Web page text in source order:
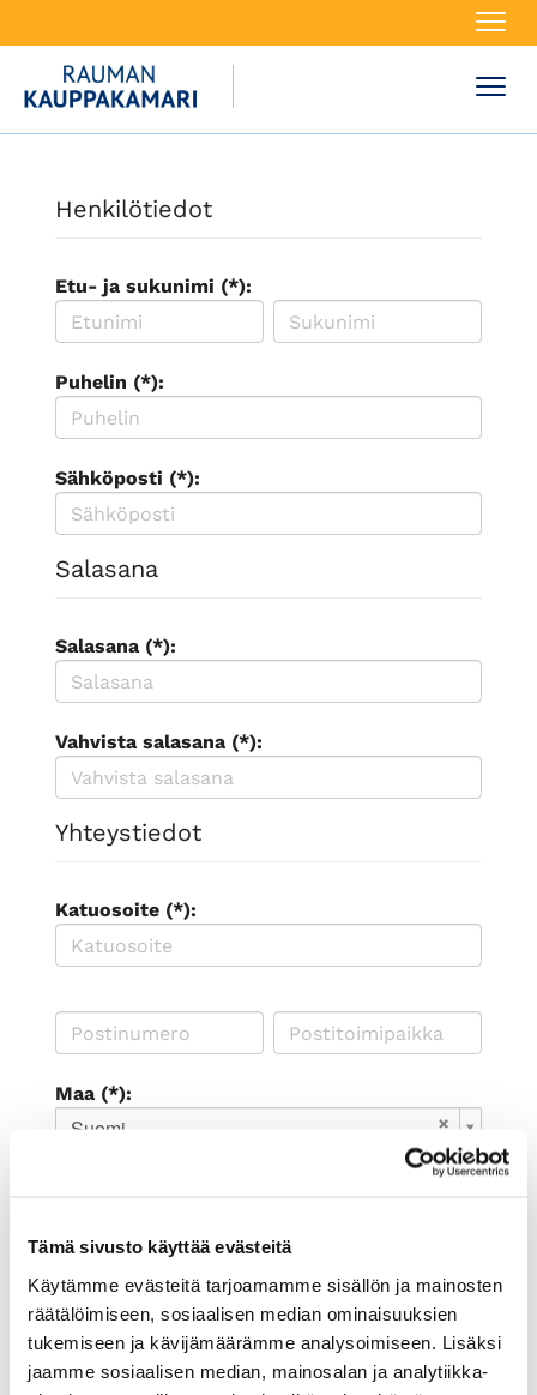
Tämä sivusto käyttää evästeitä
Käytämme evästeitä tarjoamamme sisällön ja mainosten
räätälöimiseen, sosiaalisen median ominaisuuksien
tukemiseen ja kävijämäärämme analysoimiseen. Lisäksi
jaamme sosiaalisen median, mainosalan ja analytiikka-
Henkilötiedot
Etu- ja sukunimi (*):
Puhelin (*):
Sähköposti (*):
Salasana
Salasana (*):
Vahvista salasana (*):
Yhteystiedot
Katuosoite (*):
Maa (*):
Suomi
Rekisteröidy
uutiskirjeen
Olen lukenut tietosuojaselosteen ja
hyväksyn henkilötietojeni käsittelyn (*)
(*) Tieto on pakollinen